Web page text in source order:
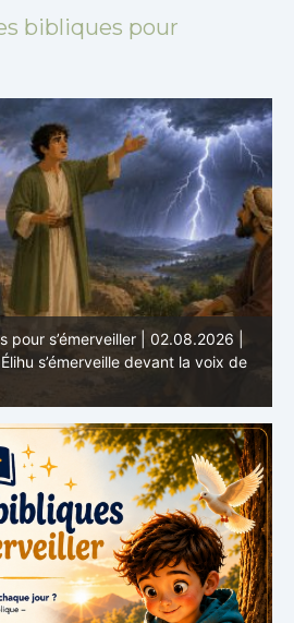
bibliques pour
pour s’émerveiller | 01.08.2026 |
continue de parler de la